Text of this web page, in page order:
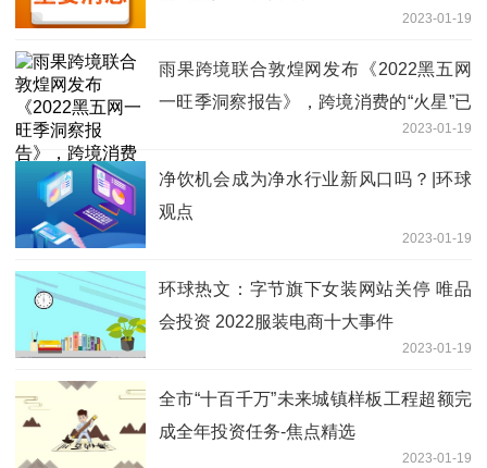
2023-01-19
雨果跨境联合敦煌网发布《2022黑五网
一旺季洞察报告》，跨境消费的“火星”已
2023-01-19
净饮机会成为净水行业新风口吗？|环球
观点
2023-01-19
环球热文：字节旗下女装网站关停 唯品
会投资 2022服装电商十大事件
2023-01-19
全市“十百千万”未来城镇样板工程超额完
成全年投资任务-焦点精选
2023-01-19